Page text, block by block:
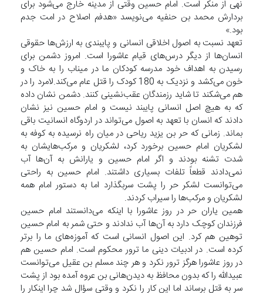
نهی از منکر است. امام حسین وقتی از مدینه خارج می‌شود برای
بردارش محمد بن حنفیه می‌نویسد «هدفم اصلاح در امت جدم
بود.»
تعهد نسبت به اصول اخلاقی انسانی و پایبندی به ارزش‌ها حقوقی
انسان‌ها از دیگر درس‌های قیام عاشورا است. امروز دشمن برای
رسیدن به اهداف خود مدرسه کودکان ما در میناب را به خاک و
خون می‌کشد و نزدیک به 180 کودک را قتل عام می‌کند.لامرد را در
هم می‌شکند تا شاید رزمندگان عقب‌نشینی کنند. دشمن نشان داده
که به هیچ اصل انسانی پایبند نیست و امام حسین نیز نشان
دادند که انسان با تعهد به اصول می‌تواند در اردوگاه انسانیت باقی
بماند. زمانی که حر بن یزید ریاحی در میان راه نرسیده به کوفه به
لشکریان امام حسین برخورد کرد، لشکریان و مرکب‌هایشان به
شدت تشنه بودند و اگر امام حسین و یارانش به آن‌ها آب
نمی‌دادند قطعاً تلفات بسیاری داشتند. امام حسین به راحتی
می‌توانست لشکر حر را پشت سربگذارد اما به دستور امام همه
لشکریان و مرکب‌ها را سیراب کردند.
همین یاران حر در روز عاشورا با اینکه می‌دانستند امام حسین
فرزندان کوچک دارد به آن‌ها آب ندادند و حتی شمر به امام حسین
توهین هم کرد. این اصول انسانی است که آموزه‌های ما را برتر
کرده است. در ادبیات دینی ما ترور محکوم است. امام حسین هم
در روز عاشورا هرگز ترور نکرد و هر چند مسلم بن عقیل می‌توانست
عبیدالله را که بدون محافظ به دیدن‌هانی بن عروه آمده بود از پشت
سر به قتل برساند اما این کار را نکرد و وقتی سؤال شد چرا اینکار را